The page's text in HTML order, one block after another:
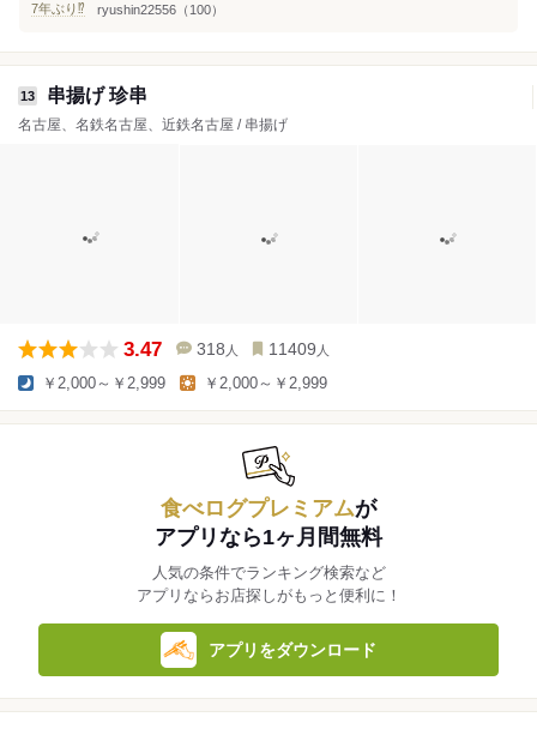
7年ぶり⁉️
ryushin22556（100）
13 串揚げ 珍串
名古屋、名鉄名古屋、近鉄名古屋 / 串揚げ
3.47 318 人 11409 人
￥2,000～￥2,999 ￥2,000～￥2,999
食べログプレミアムが
アプリなら1ヶ月間無料
人気の条件でランキング検索など
アプリならお店探しがもっと便利に！
アプリをダウンロード